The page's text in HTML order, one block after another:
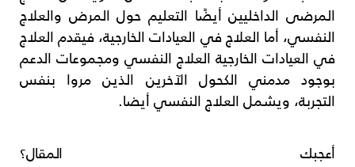
المرضى الداخليين أيضًا التعليم حول المرض والعلاج
النفسي، أما العلاج في العيادات الخارجية، فيقدم العلاج
في العيادات الخارجية العلاج النفسي ومجموعات الدعم
بوجود مدمني الكحول الآخرين الذين مروا بنفس
التجربة، ويشمل العلاج النفسي أيضا.
أعجبك المقال؟